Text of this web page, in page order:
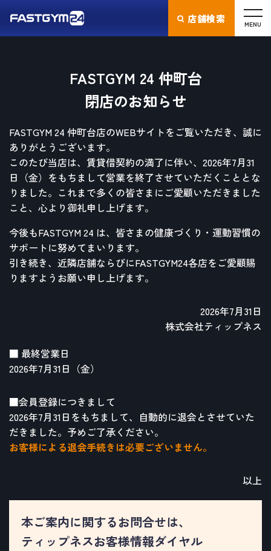
店舗検索 MENU
FASTGYM 24 仲町台
閉店のお知らせ
FASTGYM 24 仲町台店のWEBサイトをご覧いただき、誠に
ありがとうございます。
このたび当店は、賃貸借契約の満了に伴い、2026年7月31
日（金）をもちまして営業を終了させていただくこととな
りました。これまで多くの皆さまにご愛顧いただきました
こと、心より御礼申し上げます。
今後もFASTGYM 24 は、皆さまの健康づくり・運動習慣の
サポートに努めてまいります。
引き続き、近隣店舗ならびにFASTGYM24各店をご愛顧賜
りますようお願い申し上げます。
2026年7月31日
株式会社ティップネス
■ 最終営業日
2026年7月31日（金）
■会員登録につきまして
2026年7月31日をもちまして、自動的に退会とさせていた
だきました。予めご了承ください。
お客様による退会手続きは必要ございません。
以上
本ご案内に関するお問合せは、
ティップネスお客様情報ダイヤル